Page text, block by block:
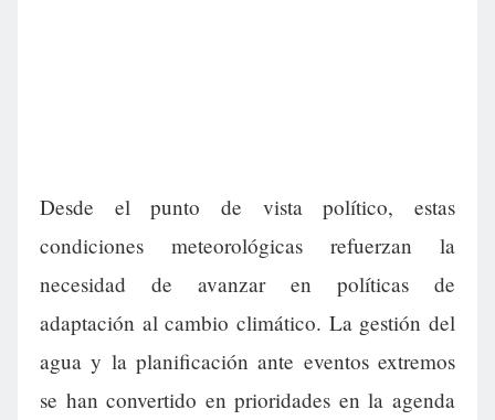
Desde el punto de vista político, estas
condiciones meteorológicas refuerzan la
necesidad de avanzar en políticas de
adaptación al cambio climático. La gestión del
agua y la planificación ante eventos extremos
se han convertido en prioridades en la agenda